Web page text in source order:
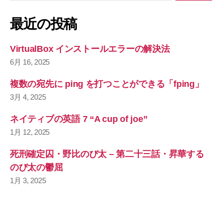
象
最近の投稿
VirtualBox インストールエラーの解決法
6月 16, 2025
複数の宛先に ping を打つことができる「fping」
3月 4, 2025
ネイティブの英語 7 “A cup of joe”
1月 12, 2025
死刑確定囚・野比のび太 – 第二十三話・昇華する
のび太の鬱屈
1月 3, 2025